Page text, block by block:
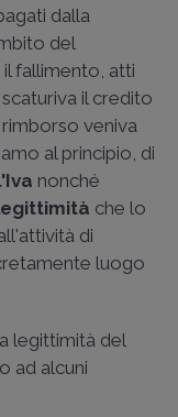
dalla
del
fallimento, atti
il credito
veniva
al principio, di
nonché
che lo
di
luogo
legittimità del
ad alcuni